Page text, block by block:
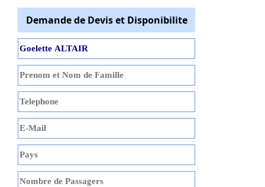
Demande de Devis et Disponibilite